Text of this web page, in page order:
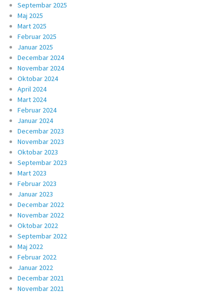
Septembar 2025
Maj 2025
Mart 2025
Februar 2025
Januar 2025
Decembar 2024
Novembar 2024
Oktobar 2024
April 2024
Mart 2024
Februar 2024
Januar 2024
Decembar 2023
Novembar 2023
Oktobar 2023
Septembar 2023
Mart 2023
Februar 2023
Januar 2023
Decembar 2022
Novembar 2022
Oktobar 2022
Septembar 2022
Maj 2022
Februar 2022
Januar 2022
Decembar 2021
Novembar 2021